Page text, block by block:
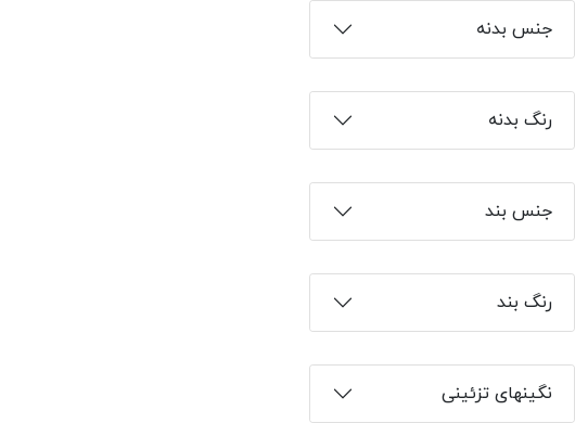
جنس بدنه
رنگ بدنه
جنس بند
رنگ بند
نگینهای تزئینی